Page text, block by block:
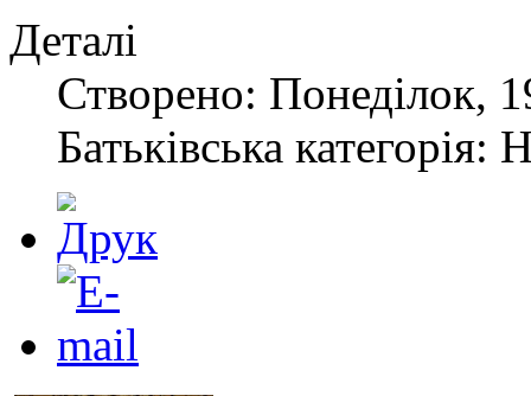
Деталі
Створено: Понеділок,
Батьківська категорія: